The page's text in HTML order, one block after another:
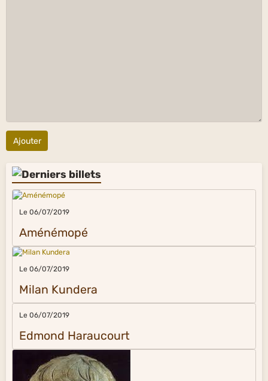
Ajouter
Le 06/07/2019
Aménémopé
Le 06/07/2019
Milan Kundera
Le 06/07/2019
Edmond Haraucourt